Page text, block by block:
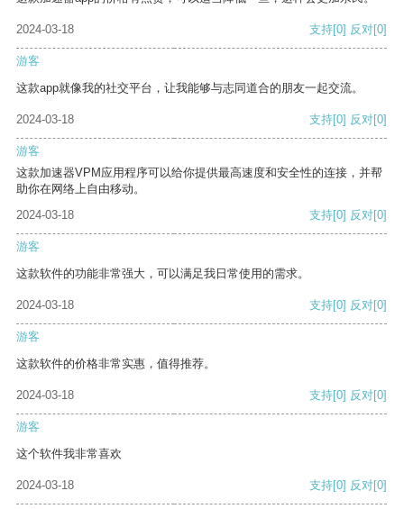
2024-03-18 支持[0] 反对[0]
游客
这款app就像我的社交平台，让我能够与志同道合的朋友一起交流。
2024-03-18 支持[0] 反对[0]
游客
这款加速器VPM应用程序可以给你提供最高速度和安全性的连接，并帮
助你在网络上自由移动。
2024-03-18
支持[0] 反对[0]
游客
这款软件的功能非常强大，可以满足我日常使用的需求。
2024-03-18 支持[0] 反对[0]
游客
这款软件的价格非常实惠，值得推荐。
2024-03-18 支持[0] 反对[0]
游客
这个软件我非常喜欢
2024-03-18 支持[0] 反对[0]